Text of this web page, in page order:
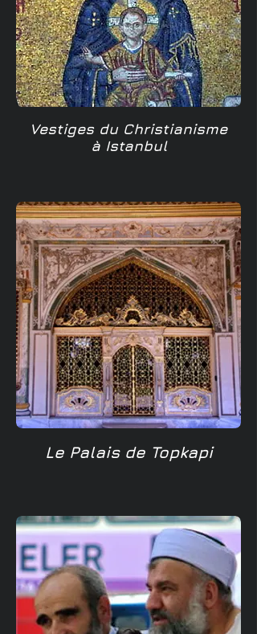
Vestiges du Christianisme
à Istanbul
Le Palais de Topkapi